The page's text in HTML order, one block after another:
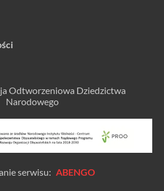
Odtworzeniowa Dziedzictwa
Narodowego
serwisu: ABENGO